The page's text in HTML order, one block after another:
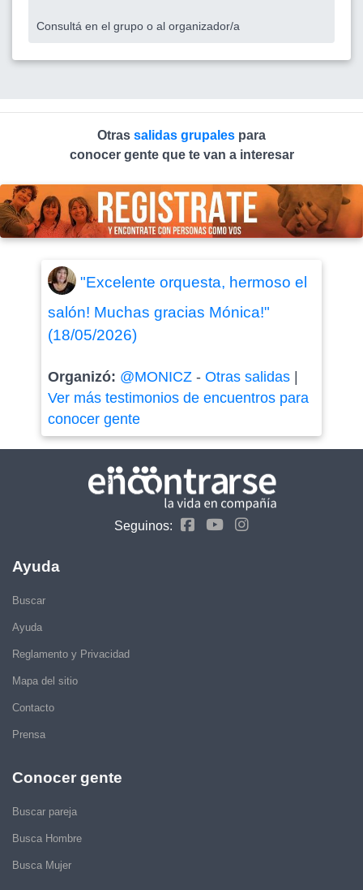
Consultá en el grupo o al organizador/a
Otras salidas grupales para
conocer gente que te van a interesar
"Excelente orquesta, hermoso el
salón! Muchas gracias Mónica!"
(18/05/2026)
Organizó: @MONICZ- Otras salidas|
Ver más testimonios de encuentros para
conocer gente
Seguinos:
Ayuda
Buscar
Ayuda
Reglamento y Privacidad
Mapa del sitio
Contacto
Prensa
Conocer gente
Buscar pareja
Busca Hombre
Busca Mujer